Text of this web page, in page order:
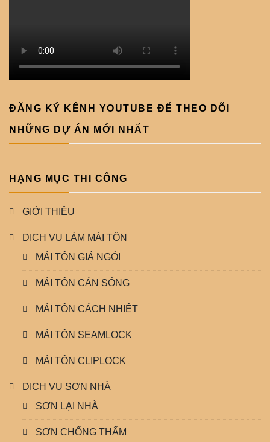
ĐĂNG KÝ KÊNH YOUTUBE ĐỂ THEO DÕI
NHỮNG DỰ ÁN MỚI NHẤT
HẠNG MỤC THI CÔNG
GIỚI THIỆU
DỊCH VỤ LÀM MÁI TÔN
MÁI TÔN GIẢ NGÓI
MÁI TÔN CÁN SÓNG
MÁI TÔN CÁCH NHIỆT
MÁI TÔN SEAMLOCK
MÁI TÔN CLIPLOCK
DỊCH VỤ SƠN NHÀ
SƠN LẠI NHÀ
SƠN CHỐNG THẤM